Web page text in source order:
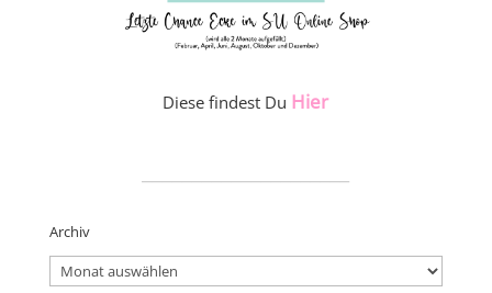
Diese findest Du Hier
Archiv
Archiv